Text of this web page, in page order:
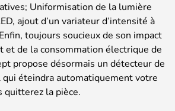
Uniformisation de la lumière
ajout d’un variateur d’intensité à
toujours soucieux de son impact
et de la consommation électrique de
propose désormais un détecteur de
éteindra automatiquement votre
quitterez la pièce.